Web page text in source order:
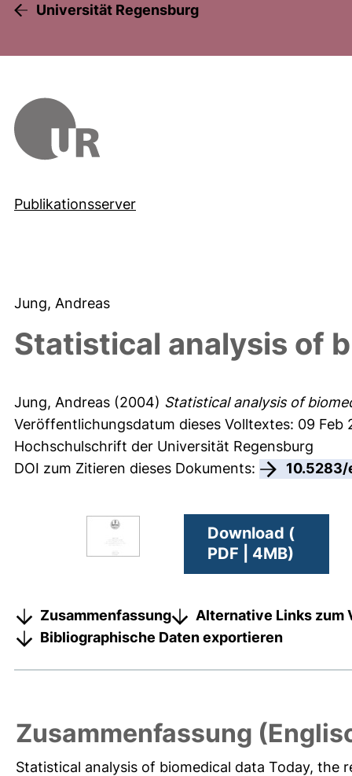
Universität Regensburg
Publikationsserver
Jung, Andreas
Statistical analysis of
Jung, Andreas (2004) Statistical analysis of
Veröffentlichungsdatum dieses Volltextes: 09 Feb
Hochschulschrift der Universität Regensburg
DOI zum Zitieren dieses Dokuments:
10.5283/
Download (
PDF | 4MB)
Zusammenfassung
Alternative Links zum
Bibliographische Daten exportieren
Zusammenfassung
Statistical analysis of biomedical data Today,